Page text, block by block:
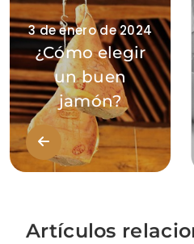
3 de enero de 2024
¿Cómo elegir
un buen
jamón?
Artículos